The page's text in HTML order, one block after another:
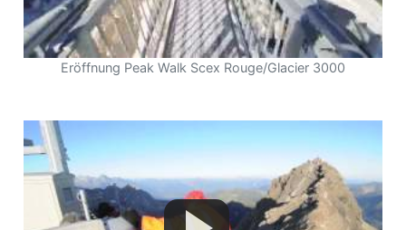
Eröffnung Peak Walk Scex Rouge/Glacier 3000